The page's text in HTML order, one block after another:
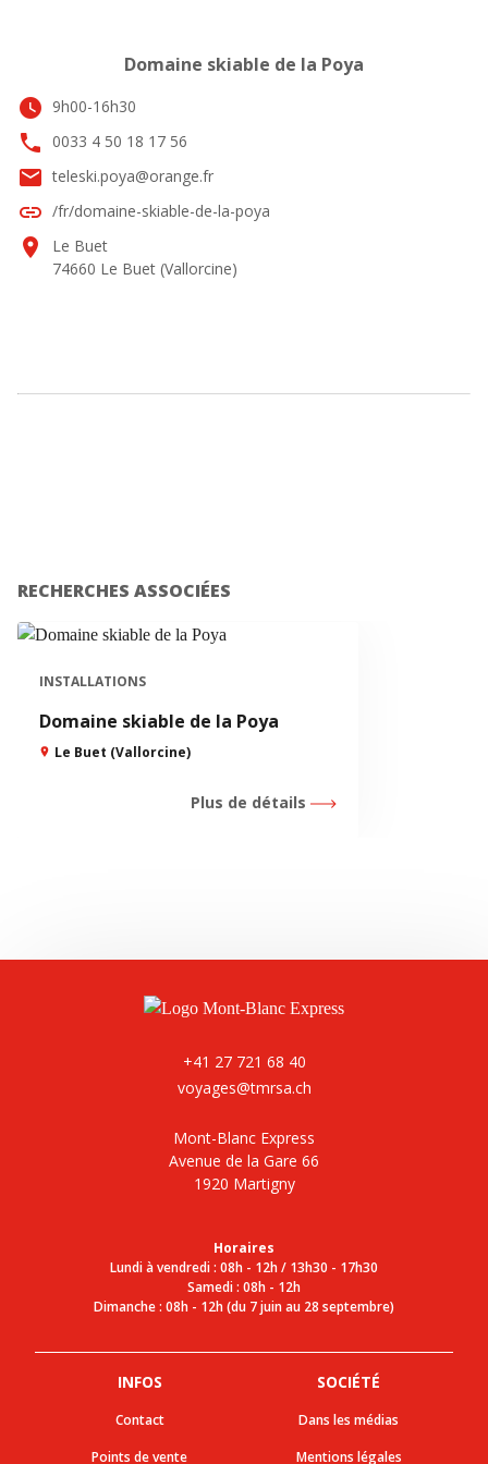
Domaine skiable de la Poya
watch_later 9h00-16h30
phone 0033 4 50 18 17 56
email teleski.poya@orange.fr
link /fr/domaine-skiable-de-la-poya
location_on
Le Buet
74660 Le Buet (Vallorcine)
RECHERCHES ASSOCIÉES
INSTALLATIONS
Domaine skiable de la Poya
Le Buet (Vallorcine)
Plus de détails
+41 27 721 68 40
voyages@tmrsa.ch
Mont-Blanc Express
Avenue de la Gare 66
1920 Martigny
Horaires
Lundi à vendredi : 08h - 12h / 13h30 - 17h30
Samedi : 08h - 12h
Dimanche : 08h - 12h (du 7 juin au 28 septembre)
INFOS
Contact
Points de vente
SOCIÉTÉ
Dans les médias
Mentions légales